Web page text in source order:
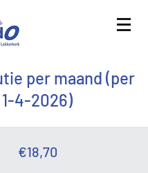
per maand (per
1-4-2026)
€18,70